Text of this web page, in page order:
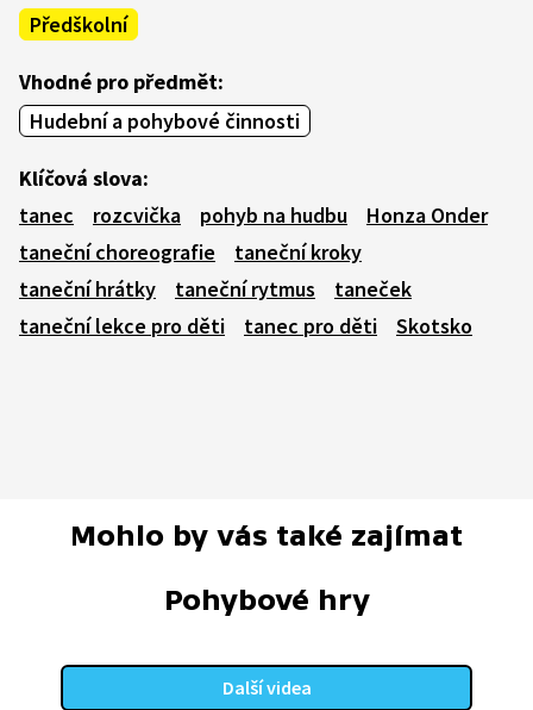
Předškolní
Vhodné pro předmět:
Hudební a pohybové činnosti
Klíčová slova:
tanec
rozcvička pohyb na hudbu
Honza Onder
taneční choreografie
taneční kroky
taneční hrátky
taneční rytmus
taneček
taneční lekce pro děti
tanec pro děti Skotsko
Mohlo by vás také zajímat
Pohybové hry
Další videa